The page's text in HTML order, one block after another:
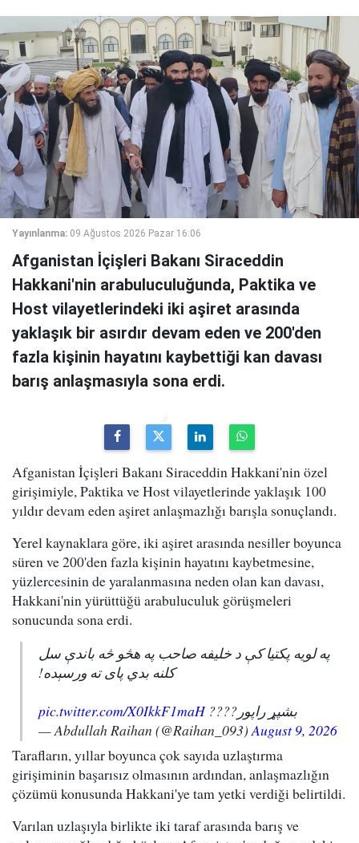
Yayınlanma: 09 Ağustos 2026 Pazar 16:06
Afganistan İçişleri Bakanı Siraceddin
Hakkani'nin arabuluculuğunda, Paktika ve
Host vilayetlerindeki iki aşiret arasında
yaklaşık bir asırdır devam eden ve 200'den
fazla kişinin hayatını kaybettiği kan davası
barış anlaşmasıyla sona erdi.
Afganistan İçişleri Bakanı Siraceddin Hakkani'nin özel
girişimiyle, Paktika ve Host vilayetlerinde yaklaşık 100
yıldır devam eden aşiret anlaşmazlığı barışla sonuçlandı.
Yerel kaynaklara göre, iki aşiret arasında nesiller boyunca
süren ve 200'den fazla kişinin hayatını kaybetmesine,
yüzlercesinin de yaralanmasına neden olan kan davası,
Hakkani'nin yürüttüğü arabuluculuk görüşmeleri
sonucunda sona erdi.
په لویه پکتیا کې د خلیفه صاحب په هڅو څه باندې سل
کلنه بدي پای ته ورسېده!
بشپړ راپور????pic.twitter.com/X0IkkF1maH
— Abdullah Raihan (@Raihan_093) August 9, 2026
Tarafların, yıllar boyunca çok sayıda uzlaştırma
girişiminin başarısız olmasının ardından, anlaşmazlığın
çözümü konusunda Hakkani'ye tam yetki verdiği belirtildi.
Varılan uzlaşıyla birlikte iki taraf arasında barış ve